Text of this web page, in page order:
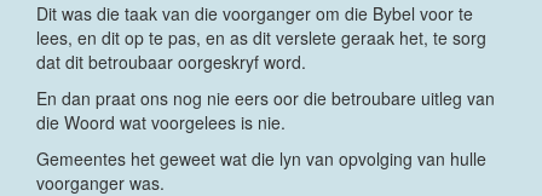
Dit was die taak van die voorganger om die Bybel voor te
lees, en dit op te pas, en as dit verslete geraak het, te sorg
dat dit betroubaar oorgeskryf word.
En dan praat ons nog nie eers oor die betroubare uitleg van
die Woord wat voorgelees is nie.
Gemeentes het geweet wat die lyn van opvolging van hulle
voorganger was.